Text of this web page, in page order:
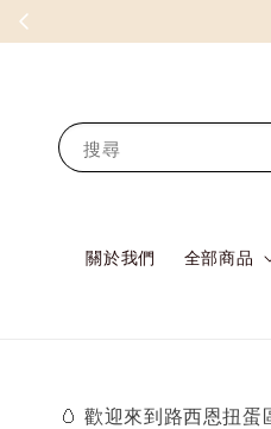
搜尋
關於我們 全部商品
🥚 歡迎來到路西恩扭蛋